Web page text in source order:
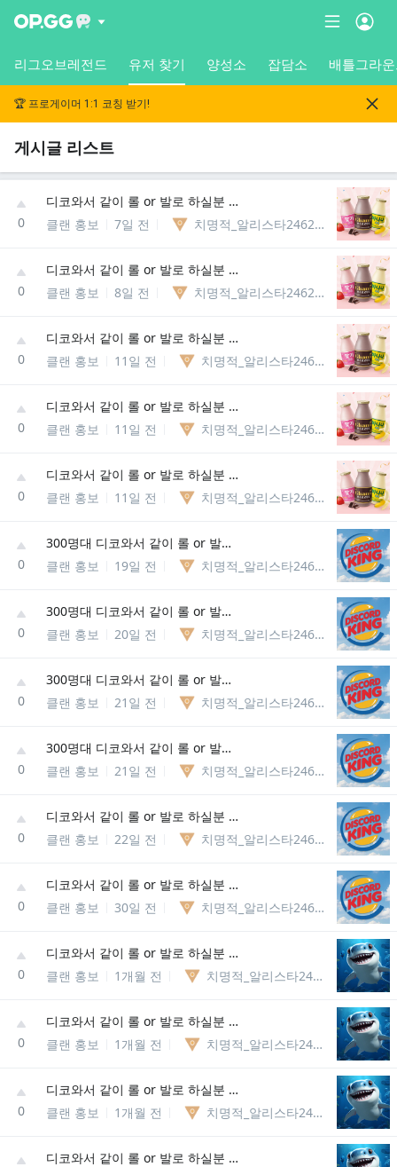
리그오브레전드 유저 찾기 양성소 잡담소 배틀그라
🏆 프로게이머 1:1 코칭 받기!
게시글 리스트
0
디코와서 같이 롤 or 발로 하실분 뭐든 상관없어요 누구든환영
클랜 홍보
7일 전 치명적_알리스타246288648549
0
디코와서 같이 롤 or 발로 하실분 뭐든 상관없어요 누구든환영
클랜 홍보
8일 전 치명적_알리스타246288648549
0
디코와서 같이 롤 or 발로 하실분 뭐든 상관없어요 누구든환영
클랜 홍보
11일 전 치명적_알리스타246288648549
0
디코와서 같이 롤 or 발로 하실분 뭐든 상관없어요 누구든환영
클랜 홍보
11일 전 치명적_알리스타246288648549
0
디코와서 같이 롤 or 발로 하실분 뭐든 상관없어요 누구든환영
클랜 홍보
11일 전 치명적_알리스타246288648549
0
300명대 디코와서 같이 롤 or 발로 하실분 뭐든 상관없어요 누구든환영
클랜 홍보
19일 전 치명적_알리스타246288648549
0
300명대 디코와서 같이 롤 or 발로 하실분 뭐든 상관없어요 누구든환영
클랜 홍보
20일 전 치명적_알리스타246288648549
0
300명대 디코와서 같이 롤 or 발로 하실분 뭐든 상관없어요 누구든환영
클랜 홍보
21일 전 치명적_알리스타246288648549
0
300명대 디코와서 같이 롤 or 발로 하실분 뭐든 상관없어요 누구든환영
클랜 홍보
21일 전 치명적_알리스타246288648549
0
디코와서 같이 롤 or 발로 하실분 뭐든 상관없어요 내전or랭크or칼바람or일반 다 함
클랜 홍보
22일 전 치명적_알리스타246288648549
0
디코와서 같이 롤 or 발로 하실분 뭐든 상관없어요 내전or랭크or칼바람or일반 다 함
클랜 홍보
30일 전 치명적_알리스타246288648549
0
디코와서 같이 롤 or 발로 하실분 뭐든 상관없어요 내전or랭크or칼바람or일반 다 함
클랜 홍보
1개월 전 치명적_알리스타246288648549
0
디코와서 같이 롤 or 발로 하실분 뭐든 상관없어요 내전or랭크or칼바람or일반 다 함
클랜 홍보
1개월 전 치명적_알리스타246288648549
0
디코와서 같이 롤 or 발로 하실분 뭐든 상관없어요 내전or랭크or칼바람or일반 다 함
클랜 홍보
1개월 전 치명적_알리스타246288648549
디코와서 같이 롤 or 발로 하실분 뭐든 상관없어요 내전or랭크or칼바람or일반 다 함